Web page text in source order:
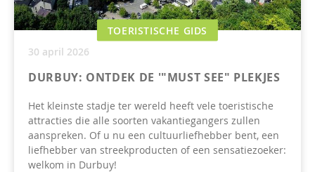
TOERISTISCHE GIDS
30 april 2026
DURBUY: ONTDEK DE '"MUST SEE" PLEKJES
Het kleinste stadje ter wereld heeft vele toeristische
attracties die alle soorten vakantiegangers zullen
aanspreken. Of u nu een cultuurliefhebber bent, een
liefhebber van streekproducten of een sensatiezoeker:
welkom in Durbuy!